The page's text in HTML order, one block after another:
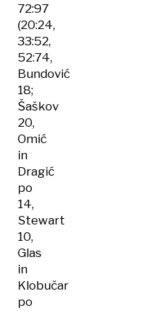
72:97
(20:24,
33:52,
52:74,
Bundović
18;
Šaškov
20,
Omić
in
Dragić
po
14,
Stewart
10,
Glas
in
Klobučar
po